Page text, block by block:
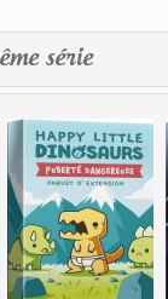
série